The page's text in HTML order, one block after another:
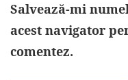
Salvează-mi
acest navigator
comentez.